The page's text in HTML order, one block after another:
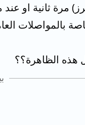
مرة ثانية او
بالمواصلات
هذه الظاهرة؟؟